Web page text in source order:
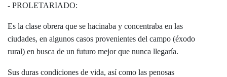
- PROLETARIADO:
Es la clase obrera que se hacinaba y concentraba en las
ciudades, en algunos casos provenientes del campo (éxodo
rural) en busca de un futuro mejor que nunca llegaría.
Sus duras condiciones de vida, así como las penosas